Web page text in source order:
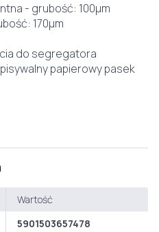
- grubość: 100µm
170µm
do segregatora
papierowy pasek
Wartość
5901503657478